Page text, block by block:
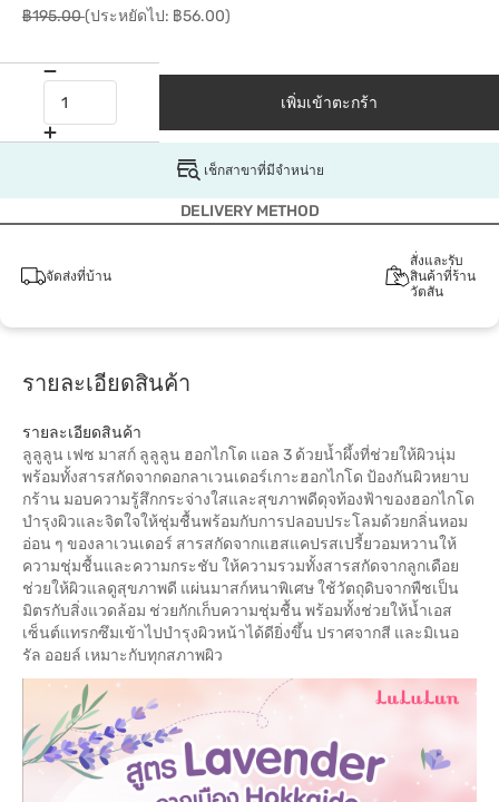
฿195.00(ประหยัดไป: ฿56.00)
เพิ่มเข้าตะกร้า
เช็กสาขาที่มีจำหน่าย
DELIVERY METHOD
จัดส่งที่บ้าน
สั่งและรับ
สินค้าที่ร้าน
วัตสัน
รายละเอียดสินค้า
รายละเอียดสินค้า
ลูลูลูน เฟซ มาสก์ ลูลูลูน ฮอกไกโด แอล 3 ด้วยน้ำผึ้งที่ช่วยให้ผิวนุ่ม
พร้อมทั้งสารสกัดจากดอกลาเวนเดอร์เกาะฮอกไกโด ป้องกันผิวหยาบ
กร้าน มอบความรู้สึกกระจ่างใสและสุขภาพดีดุจท้องฟ้าของฮอกไกโด
บำรุงผิวและจิตใจให้ชุ่มชื้นพร้อมกับการปลอบประโลมด้วยกลิ่นหอม
อ่อน ๆ ของลาเวนเดอร์ สารสกัดจากแฮสแคปรสเปรี้ยวอมหวานให้
ความชุ่มชื้นและความกระชับ ให้ความรวมทั้งสารสกัดจากลูกเดือย
ช่วยให้ผิวแลดูสุขภาพดี แผ่นมาสก์หนาพิเศษ ใช้วัตถุดิบจากพืชเป็น
มิตรกับสิ่งแวดล้อม ช่วยกักเก็บความชุ่มชื้น พร้อมทั้งช่วยให้น้ำเอส
เซ็นต์แทรกซึมเข้าไปบำรุงผิวหน้าได้ดียิ่งขึ้น ปราศจากสี และมิเนอ
รัล ออยล์ เหมาะกับทุกสภาพผิว